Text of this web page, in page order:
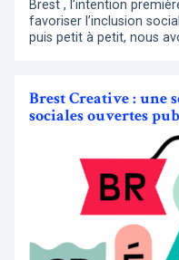
Brest , l’intention
favoriser l’inclusion
puis petit à petit, nous
Brest Creative : une
sociales ouvertes